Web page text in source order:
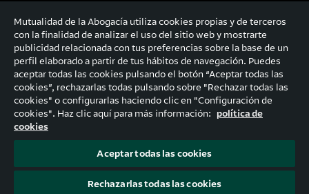
#TúDefinesTuFuturo, el espacio deMutualidaden el que
puedes aprender todo lo relacionado con la cultura del
ahorro y empezar a construir tu planificación financiera.
Si además te atraen los temas ligados al emprendimiento
y la innovación, ¡este es tu lugar!
© 2026 Mutualidad
mutualidad.com
Aviso legal
Política de privacidad
Mutualidad de la Abogacía utiliza cookies propias y de terceros
con la finalidad de analizar el uso del sitio web y mostrarte
publicidad relacionada con tus preferencias sobre la base de un
perfil elaborado a partir de tus hábitos de navegación. Puedes
aceptar todas las cookies pulsando el botón “Aceptar todas las
cookies”, rechazarlas todas pulsando sobre "Rechazar todas las
cookies" o configurarlas haciendo clic en "Configuración de
cookies". Haz clic aquí para más información: política de
cookies
Aceptar todas las cookies
Rechazarlas todas las cookies